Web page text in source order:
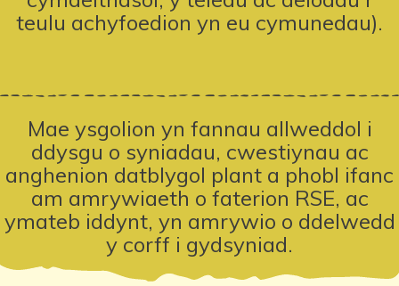
teulu achyfoedion yn eu cymunedau).
Mae ysgolion yn fannau allweddol i
ddysgu o syniadau, cwestiynau ac
anghenion datblygol plant a phobl ifanc
am amrywiaeth o faterion RSE, ac
ymateb iddynt, yn amrywio o ddelwedd
y corff i gydsyniad.